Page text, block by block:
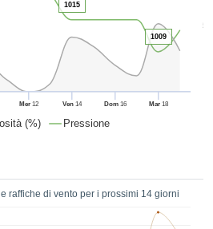
(%) Pressione
50
Mer12 Ven14 Dom16 Mar18
1015
1009
raffiche di vento per i prossimi 14 giorni